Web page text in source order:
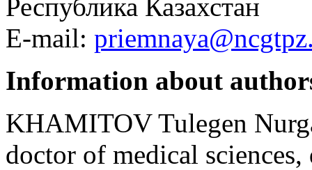
Республика Казахстан
E-mail:
Information about
KHAMITOV Tulegen
doctor of medical